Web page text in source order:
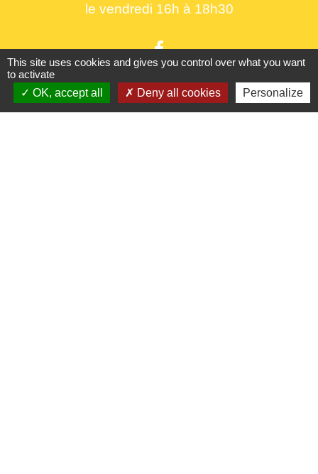
le vendredi 16h à 18h30
Liens utiles
This site uses cookies and gives you control over what you want
to activate
OK, accept all
Deny all cookies Personalize